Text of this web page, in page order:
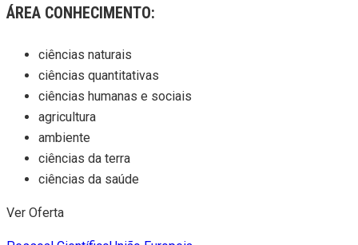
ÁREA CONHECIMENTO:
ciências naturais
ciências quantitativas
ciências humanas e sociais
agricultura
ambiente
ciências da terra
ciências da saúde
Ver Oferta